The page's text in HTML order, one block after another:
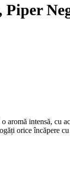
aromă intensă, cu
orice încăpere